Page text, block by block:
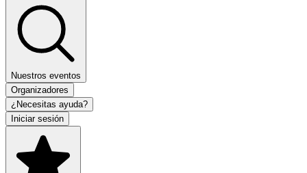
Nuestros eventos
Organizadores
¿Necesitas ayuda?
Iniciar sesión